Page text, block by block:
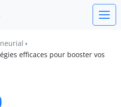
efficaces pour booster vos